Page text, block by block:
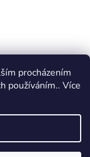
procházením
používáním.. Více